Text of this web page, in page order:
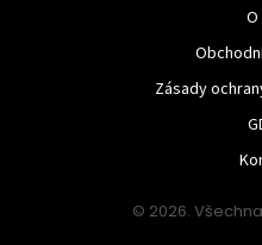
O
Zásady
© 2026.